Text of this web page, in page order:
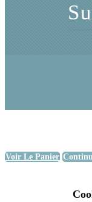
Voir Le Panier